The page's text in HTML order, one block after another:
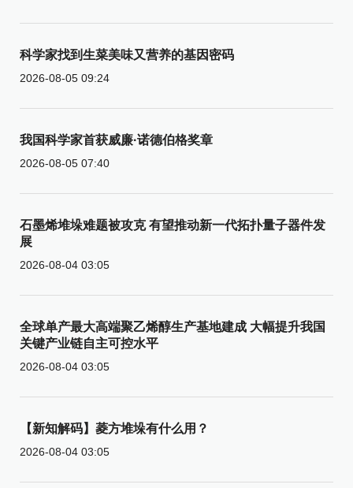
科学家找到生菜美味又营养的基因密码
2026-08-05 09:24
我国科学家首获威廉·诺德伯格奖章
2026-08-05 07:40
石墨烯堆垛难题被攻克 有望推动新一代拓扑量子器件发
展
2026-08-04 03:05
全球单产最大高端聚乙烯醇生产基地建成 大幅提升我国
关键产业链自主可控水平
2026-08-04 03:05
【新知解码】菱方堆垛有什么用？
2026-08-04 03:05